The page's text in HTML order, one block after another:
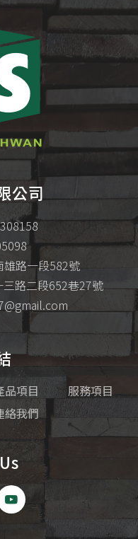
公司
路一段582號
路二段652巷27號
品項目
服務項目
絡我們